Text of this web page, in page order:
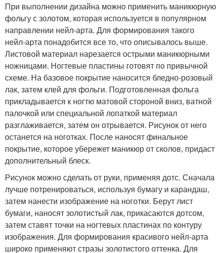
При выполнении дизайна можно применить маникюрную
фольгу с золотом, которая используется в популярном
направлении нейл-арта. Для формирования такого
нейл-арта понадобится все то, что описывалось выше.
Листовой материал нарезается острыми маникюрными
ножницами. Ногтевые пластины готовят по привычной
схеме. На базовое покрытие наносится бледно-розовый
лак, затем клей для фольги. Подготовленная фольга
прикладывается к ногтю матовой стороной вниз, ватной
палочкой или специальной лопаткой материал
разглаживается, затем он отрывается. Рисунок от него
останется на ноготках. После наносят финальное
покрытие, которое убережет маникюр от сколов, придаст
дополнительный блеск.
Рисунок можно сделать от руки, применяя дотс. Сначала
лучше потренироваться, используя бумагу и карандаш,
затем нанести изображение на ноготки. Берут лист
бумаги, наносят золотистый лак, прикасаются дотсом,
затем ставят точки на ногтевых пластинах по контуру
изображения. Для формирования красивого нейл-арта
широко применяют стразы золотистого оттенка. Для